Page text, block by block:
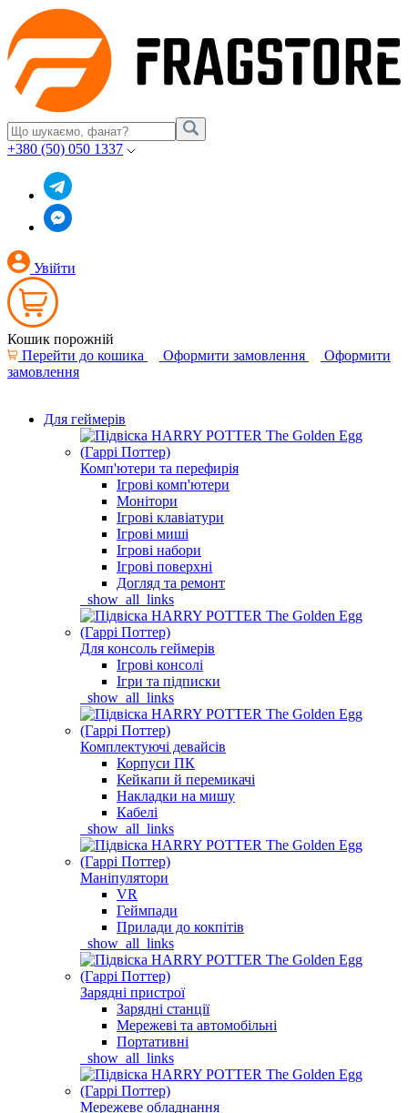
+380 (50) 050 1337
Увійти
Кошик порожній
Перейти до кошика
Оформити замовлення
Оформити
замовлення
Для геймерів
Комп'ютери та перефирія
Ігрові комп'ютери
Монітори
Ігрові клавіатури
Ігрові миші
Ігрові набори
Ігрові поверхні
Догляд та ремонт
_show_all_links
Для консоль геймерів
Ігрові консолі
Ігри та підписки
_show_all_links
Комплектуючі девайсів
Корпуси ПК
Кейкапи й перемикачі
Накладки на мишу
Кабелі
_show_all_links
Маніпулятори
VR
Геймпади
Прилади до кокпітів
_show_all_links
Зарядні пристрої
Зарядні станції
Мережеві та автомобільні
Портативні
_show_all_links
Мережеве обладнання